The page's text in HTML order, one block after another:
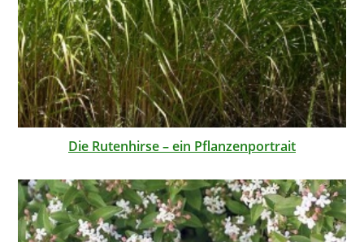
Die Rutenhirse – ein Pflanzenportrait